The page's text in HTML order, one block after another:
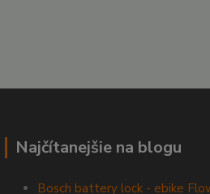
Najčítanejšie na blogu
Bosch battery lock - ebike